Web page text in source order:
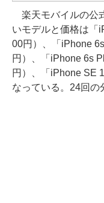
楽天モバイルの公
いモデルと価格は「
00円）、「iPhone
円）、「iPhone 6s
円）、「iPhone SE
なっている。24回の